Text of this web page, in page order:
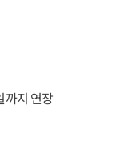
까지 연장